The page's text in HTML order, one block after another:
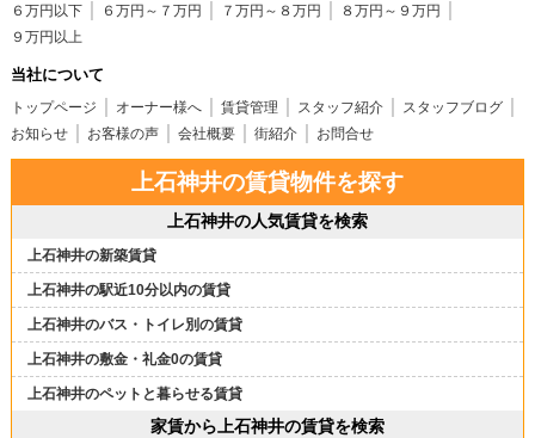
６万円以下 ６万円～７万円 ７万円～８万円
８万円～９万円
９万円以上
当社について
トップページ オーナー様へ 賃貸管理 スタッフ紹介
スタッフブログ
お知らせ
お客様の声 会社概要 街紹介 お問合せ
上石神井の賃貸物件を探す
上石神井の人気賃貸を検索
上石神井の新築賃貸
上石神井の駅近10分以内の賃貸
上石神井のバス・トイレ別の賃貸
上石神井の敷金・礼金0の賃貸
上石神井のペットと暮らせる賃貸
家賃から上石神井の賃貸を検索